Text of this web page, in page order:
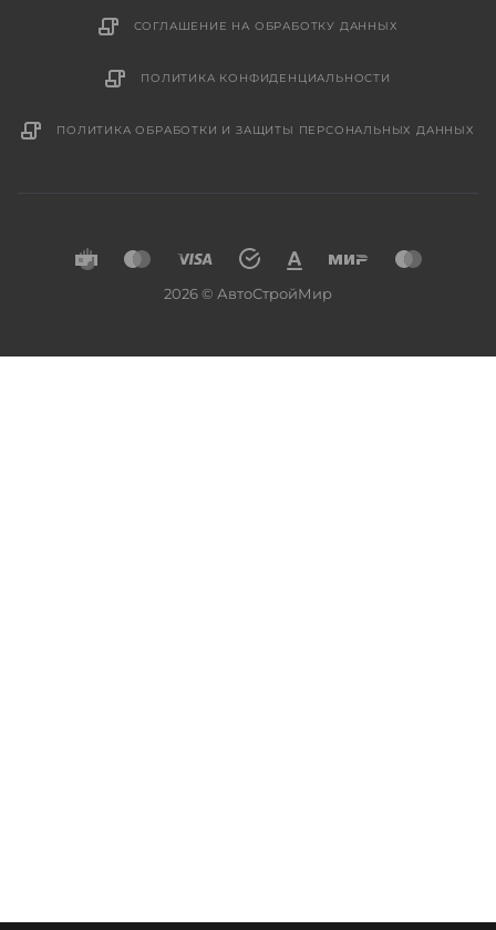
СОГЛАШЕНИЕ НА ОБРАБОТКУ ДАННЫХ
ПОЛИТИКА КОНФИДЕНЦИАЛЬНОСТИ
ПОЛИТИКА ОБРАБОТКИ И ЗАЩИТЫ ПЕРСОНАЛЬНЫХ ДАННЫХ
2026 © АвтоСтройМир